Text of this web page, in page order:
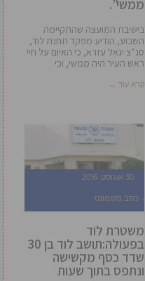
ממשי”.
בישיבת המועצה שהתקיימה
השבוע, הודיע מפקד תחנת לוד,
סנ”צ יגאל עזרא, כי האיום על חיי
ראש העיר היה ממשי, וכי
קרא עוד ←
30 אוגוסט, 2016
כתב מקומונט
משטרת לוד
בפעולה:תושב לוד בן 30
שדד כסף מקשישה
ונתפס בתוך שעות